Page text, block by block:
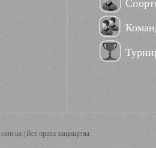
| Все права защищены.